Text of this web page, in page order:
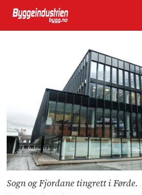
Sogn og Fjordane tingrett i Førde.